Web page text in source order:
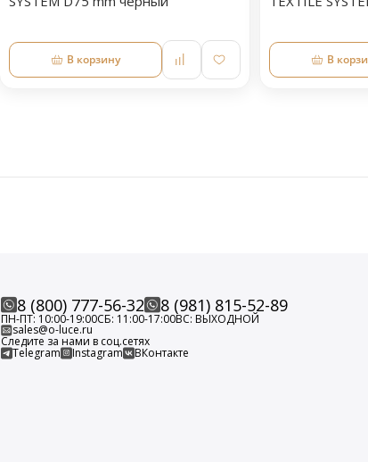
В корзину В
8 (800) 777-56-32 8 (981) 815-52-89
ПН-ПТ: 10:00-19:00СБ: 11:00-17:00ВС: ВЫХОДНОЙ
sales@o-luce.ru
Следите за нами в соц.сетях
Telegram Instagram ВКонтакте